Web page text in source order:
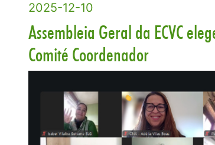
2025-12-10
Assembleia Geral da ECVC
Comité Coordenador